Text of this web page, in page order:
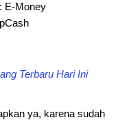
E-Money
Terbaru Hari Ini
ya, karena sudah